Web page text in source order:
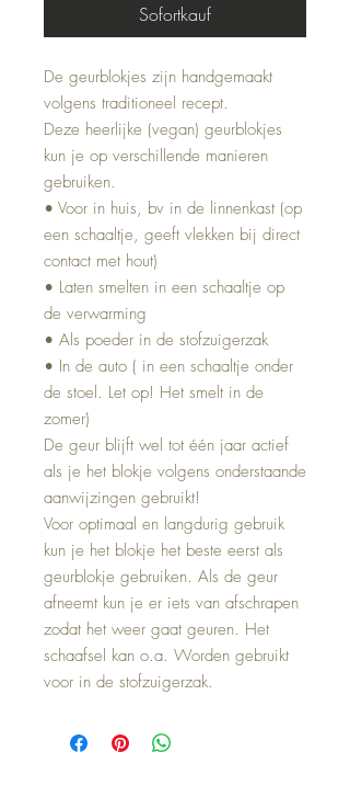
Sofortkauf
De geurblokjes zijn handgemaakt
volgens traditioneel recept.
Deze heerlijke (vegan) geurblokjes
kun je op verschillende manieren
gebruiken.
• Voor in huis, bv in de linnenkast (op
een schaaltje, geeft vlekken bij direct
contact met hout)
• Laten smelten in een schaaltje op
de verwarming
• Als poeder in de stofzuigerzak
• In de auto ( in een schaaltje onder
de stoel. Let op! Het smelt in de
zomer)
De geur blijft wel tot één jaar actief
als je het blokje volgens onderstaande
aanwijzingen gebruikt!
Voor optimaal en langdurig gebruik
kun je het blokje het beste eerst als
geurblokje gebruiken. Als de geur
afneemt kun je er iets van afschrapen
zodat het weer gaat geuren. Het
schaafsel kan o.a. Worden gebruikt
voor in de stofzuigerzak.